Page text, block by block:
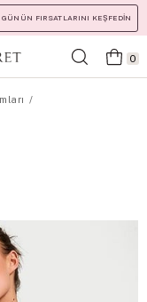
GÜNÜN FIRSATLARINI KEŞFEDİN
0